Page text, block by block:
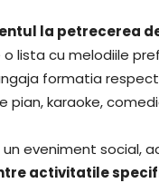
la petrecerea
o lista cu melodiile
formatia
pian, karaoke,
eveniment
activitatile